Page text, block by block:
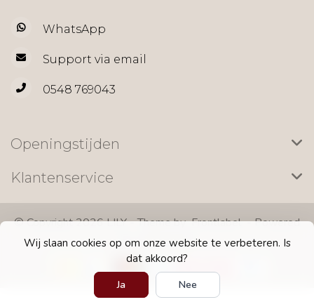
Wij slaan cookies op om onze website te verbeteren. Is
dat akkoord?
Ja
Nee
WhatsApp
Support via email
0548 769043
Openingstijden
Klantenservice
© Copyright 2026 LILY - Theme byFrontlabel- Powered
byLightspeed